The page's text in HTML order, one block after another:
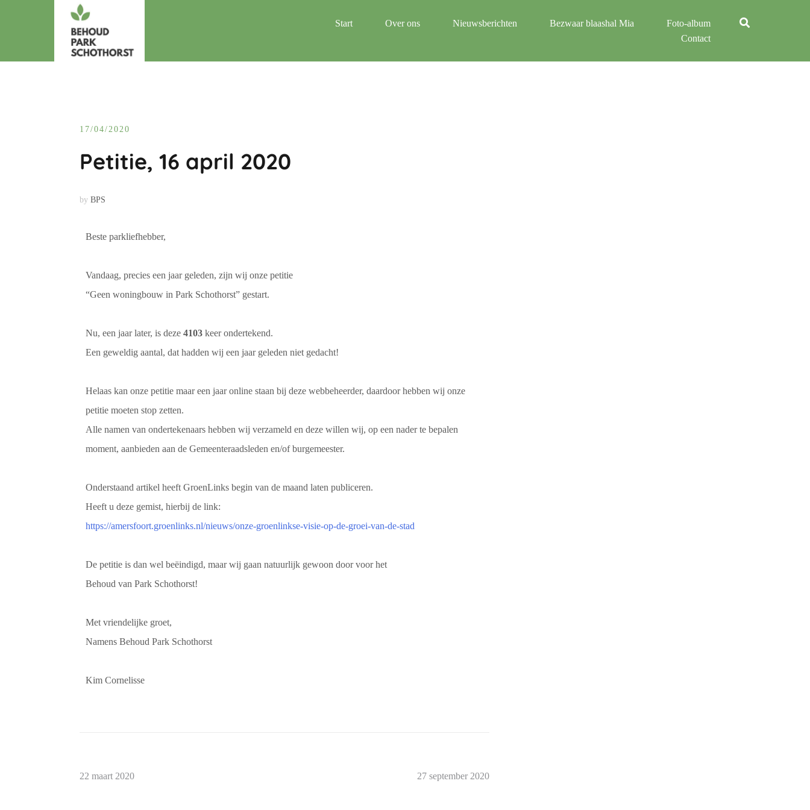
Start Over ons Nieuwsberichten Bezwaar blaashal Mia
Foto-album
Contact
17/04/2020
Petitie, 16 april 2020
by BPS
Beste parkliefhebber,
Vandaag, precies een jaar geleden, zijn wij onze petitie
“Geen woningbouw in Park Schothorst” gestart.
Nu, een jaar later, is deze 4103 keer ondertekend.
Een geweldig aantal, dat hadden wij een jaar geleden niet gedacht!
Helaas kan onze petitie maar een jaar online staan bij deze webbeheerder, daardoor hebben wij onze
petitie moeten stop zetten.
Alle namen van ondertekenaars hebben wij verzameld en deze willen wij, op een nader te bepalen
moment, aanbieden aan de Gemeenteraadsleden en/of burgemeester.
Onderstaand artikel heeft GroenLinks begin van de maand laten publiceren.
Heeft u deze gemist, hierbij de link:
https://amersfoort.groenlinks.nl/nieuws/onze-groenlinkse-visie-op-de-groei-van-de-stad
De petitie is dan wel beëindigd, maar wij gaan natuurlijk gewoon door voor het
Behoud van Park Schothorst!
Met vriendelijke groet,
Namens Behoud Park Schothorst
Kim Cornelisse
22 maart 2020 27 september 2020